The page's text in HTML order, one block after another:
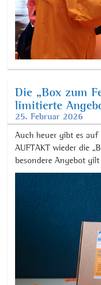
Die „Box zum
limitierte
25. Februar 2026
Auch heuer gibt es auf
AUFTAKT wieder die
besondere Angebot
Betriebe, Vereine und
April 2026, ab 17 Uhr.
Hendlmarken für
sowie acht Lose für